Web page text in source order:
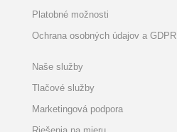
Platobné možnosti
Ochrana osobných údajov a GDPR
Naše služby
Tlačové služby
Marketingová podpora